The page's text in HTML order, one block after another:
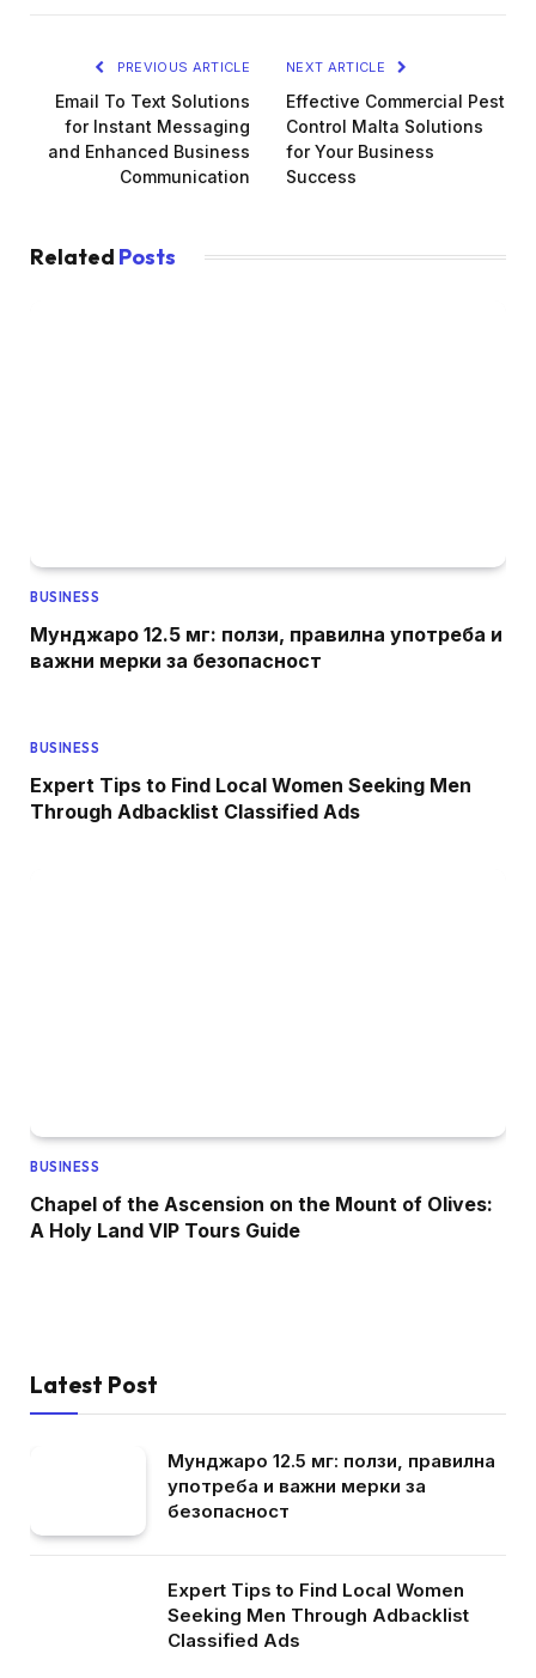
PREVIOUS ARTICLE
Email To Text Solutions
for Instant Messaging
and Enhanced Business
Communication
NEXT ARTICLE
Effective Commercial Pest
Control Malta Solutions
for Your Business
Success
Related Posts
BUSINESS
Мунджаро 12.5 мг: ползи, правилна употреба и
важни мерки за безопасност
BUSINESS
Expert Tips to Find Local Women Seeking Men
Through Adbacklist Classified Ads
BUSINESS
Chapel of the Ascension on the Mount of Olives:
A Holy Land VIP Tours Guide
Latest Post
Мунджаро 12.5 мг: ползи, правилна
употреба и важни мерки за
безопасност
Expert Tips to Find Local Women
Seeking Men Through Adbacklist
Classified Ads